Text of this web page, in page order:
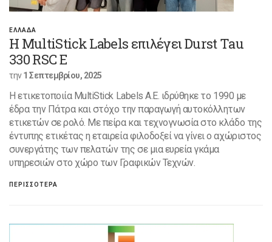
ΕΛΛΑΔΑ
Η MultiStick Labels επιλέγει Durst Tau
330 RSC E
την1 Σεπτεμβρίου, 2025
Η ετικετοποιία MultiStick Labels A.E. ιδρύθηκε το 1990 με
έδρα την Πάτρα και στόχο την παραγωγή αυτοκόλλητων
ετικετών σε ρολό. Με πείρα και τεχνογνωσία στο κλάδο της
έντυπης ετικέτας η εταιρεία φιλοδοξεί να γίνει ο αχώριστος
συνεργάτης των πελατών της σε μια ευρεία γκάμα
υπηρεσιών στο χώρο των Γραφικών Τεχνών.
ΠΕΡΙΣΣΟΤΕΡΑ